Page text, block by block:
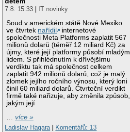
7.8. 15:33 | IT novinky
Soud v americkém státě Nové Mexiko
ve čtvrtek nařídil
internetové
společnosti Meta Platforms zaplatit 567
milionů dolarů (téměř 12 miliard Kč) za
újmy, které její platformy působí mladým
lidem. S přihlédnutím k dřívějšímu
verdiktu tak má společnost celkem
zaplatit 942 milionů dolarů, což je malý
zlomek jejího ročního výnosu, který loni
činil 60 miliard dolarů. Čtvrteční verdikt
firmě také nařizuje, aby změnila způsob,
jakým její
…více »
Ladislav Hagara| Komentářů: 13